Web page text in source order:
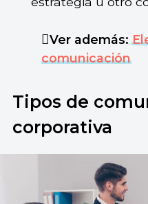
Ver además:
comunicación
Tipos de
corporativa